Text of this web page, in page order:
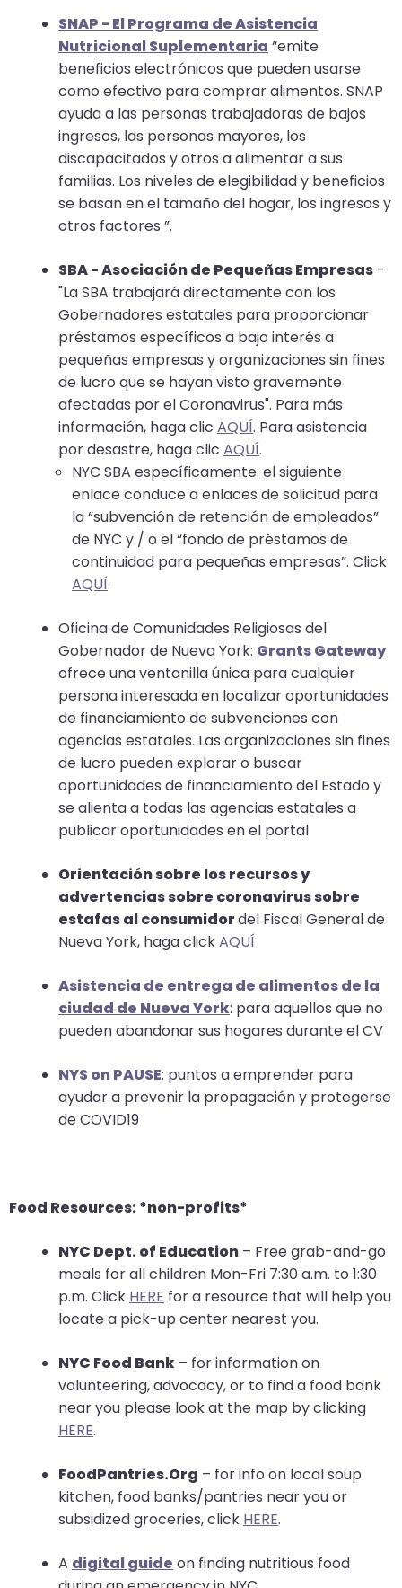
them
through
SNAP - El Programa de Asistencia
Nutricional Suplementaria “emite
beneficios electrónicos que pueden usarse
como efectivo para comprar alimentos. SNAP
ayuda a las personas trabajadoras de bajos
ingresos, las personas mayores, los
discapacitados y otros a alimentar a sus
familias. Los niveles de elegibilidad y beneficios
se basan en el tamaño del hogar, los ingresos y
otros factores ”.
SBA - Asociación de Pequeñas Empresas -
"La SBA trabajará directamente con los
Gobernadores estatales para proporcionar
préstamos específicos a bajo interés a
pequeñas empresas y organizaciones sin fines
de lucro que se hayan visto gravemente
afectadas por el Coronavirus". Para más
información, haga clic AQUÍ. Para asistencia
por desastre, haga clic AQUÍ.
NYC SBA específicamente: el siguiente
enlace conduce a enlaces de solicitud para
la “subvención de retención de empleados”
de NYC y / o el “fondo de préstamos de
continuidad para pequeñas empresas”. Click
AQUÍ.
Oficina de Comunidades Religiosas del
Gobernador de Nueva York: Grants Gateway
ofrece una ventanilla única para cualquier
persona interesada en localizar oportunidades
de financiamiento de subvenciones con
agencias estatales. Las organizaciones sin fines
de lucro pueden explorar o buscar
oportunidades de financiamiento del Estado y
se alienta a todas las agencias estatales a
publicar oportunidades en el portal
Orientación sobre los recursos y
advertencias sobre coronavirus sobre
estafas al consumidordel Fiscal General de
Nueva York, haga clickAQUÍ
Asistencia de entrega de alimentos de la
ciudad de Nueva York: para aquellos que no
pueden abandonar sus hogares durante el CV
NYS on PAUSE: puntos a emprender para
ayudar a prevenir la propagación y protegerse
de COVID19
Food Resources: *non-profits*
NYC Dept. of Education – Free grab-and-go
meals for all children Mon-Fri 7:30 a.m. to 1:30
p.m. Click HERE for a resource that will help you
locate a pick-up center nearest you.
NYC Food Bank – for information on
volunteering, advocacy, or to find a food bank
near you please look at the map by clicking
HERE.
FoodPantries.Org – for info on local soup
kitchen, food banks/pantries near you or
subsidized groceries, click HERE.
A digital guide on finding nutritious food